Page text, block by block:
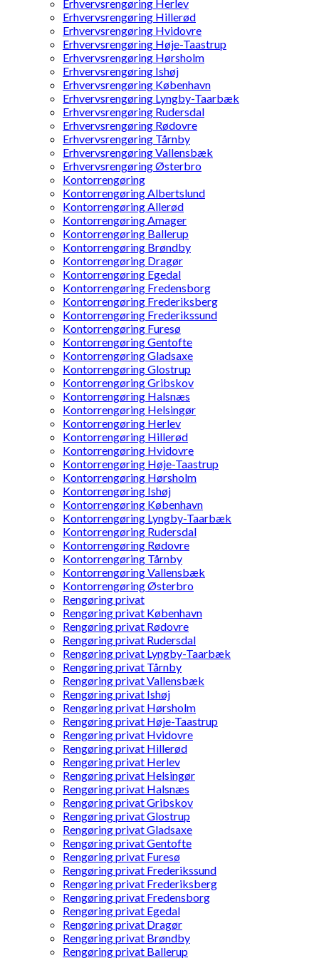
Erhvervsrengøring Herlev
Erhvervsrengøring Hillerød
Erhvervsrengøring Hvidovre
Erhvervsrengøring Høje-Taastrup
Erhvervsrengøring Hørsholm
Erhvervsrengøring Ishøj
Erhvervsrengøring København
Erhvervsrengøring Lyngby-Taarbæk
Erhvervsrengøring Rudersdal
Erhvervsrengøring Rødovre
Erhvervsrengøring Tårnby
Erhvervsrengøring Vallensbæk
Erhvervsrengøring Østerbro
Kontorrengøring
Kontorrengøring Albertslund
Kontorrengøring Allerød
Kontorrengøring Amager
Kontorrengøring Ballerup
Kontorrengøring Brøndby
Kontorrengøring Dragør
Kontorrengøring Egedal
Kontorrengøring Fredensborg
Kontorrengøring Frederiksberg
Kontorrengøring Frederikssund
Kontorrengøring Furesø
Kontorrengøring Gentofte
Kontorrengøring Gladsaxe
Kontorrengøring Glostrup
Kontorrengøring Gribskov
Kontorrengøring Halsnæs
Kontorrengøring Helsingør
Kontorrengøring Herlev
Kontorrengøring Hillerød
Kontorrengøring Hvidovre
Kontorrengøring Høje-Taastrup
Kontorrengøring Hørsholm
Kontorrengøring Ishøj
Kontorrengøring København
Kontorrengøring Lyngby-Taarbæk
Kontorrengøring Rudersdal
Kontorrengøring Rødovre
Kontorrengøring Tårnby
Kontorrengøring Vallensbæk
Kontorrengøring Østerbro
Rengøring privat
Rengøring privat København
Rengøring privat Rødovre
Rengøring privat Rudersdal
Rengøring privat Lyngby-Taarbæk
Rengøring privat Tårnby
Rengøring privat Vallensbæk
Rengøring privat Ishøj
Rengøring privat Hørsholm
Rengøring privat Høje-Taastrup
Rengøring privat Hvidovre
Rengøring privat Hillerød
Rengøring privat Herlev
Rengøring privat Helsingør
Rengøring privat Halsnæs
Rengøring privat Gribskov
Rengøring privat Glostrup
Rengøring privat Gladsaxe
Rengøring privat Gentofte
Rengøring privat Furesø
Rengøring privat Frederikssund
Rengøring privat Frederiksberg
Rengøring privat Fredensborg
Rengøring privat Egedal
Rengøring privat Dragør
Rengøring privat Brøndby
Rengøring privat Ballerup